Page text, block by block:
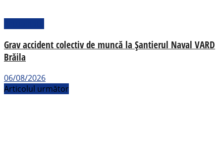
Grav accident colectiv de muncă la Șantierul Naval VARD
Brăila
06/08/2026
Articolul următor